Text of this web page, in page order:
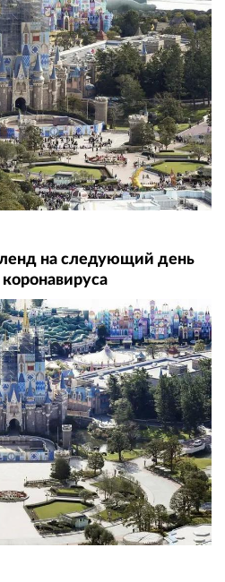
на следующий день